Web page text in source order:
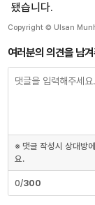
됐습니다.
Copyright © Ulsan
여러분의 의견을 남
※ 댓글 작성시 상대방
요.
0/300